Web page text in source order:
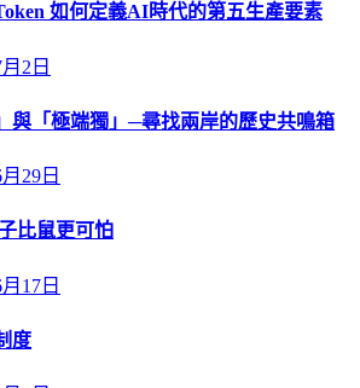
如何定義AI時代的第五生產要素
2日
與「極端獨」─尋找兩岸的歷史共鳴箱
29日
比鼠更可怕
17日
度